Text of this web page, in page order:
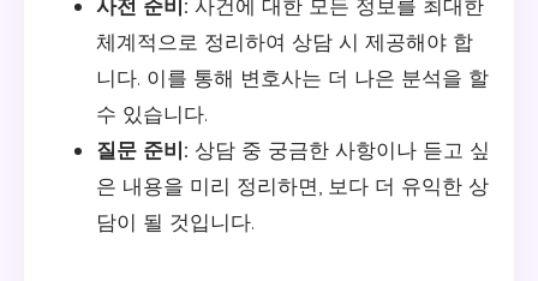
사전 준비: 사건에 대한 모든 정보를 최대한
체계적으로 정리하여 상담 시 제공해야 합
니다. 이를 통해 변호사는 더 나은 분석을 할
수 있습니다.
질문 준비: 상담 중 궁금한 사항이나 듣고 싶
은 내용을 미리 정리하면, 보다 더 유익한 상
담이 될 것입니다.